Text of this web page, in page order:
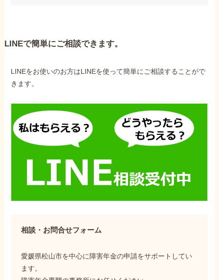
LINEで簡単にご相談できます。
LINEをお使いのお方はLINEを使って簡単にご相談することがで
きます。
相談・お問合せフォーム
愛媛県松山市を中心に障害年金の申請をサポートしてい
ます。